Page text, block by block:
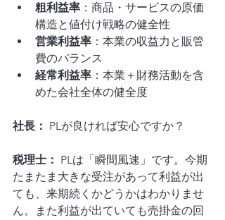
粗利益率 ：商品・サービスの原価
構造と値付け戦略の健全性
営業利益率 ：本業の収益力と販管
費のバランス
経常利益率 ：本業＋財務活動を含
めた会社全体の健全度
社長： PLが良ければ安心ですか？
税理士： PLは「瞬間風速」です。今期
たまたま大きな受注があって利益が出
ても、来期続くかどうかはわかりませ
ん。また利益が出ていても売掛金の回